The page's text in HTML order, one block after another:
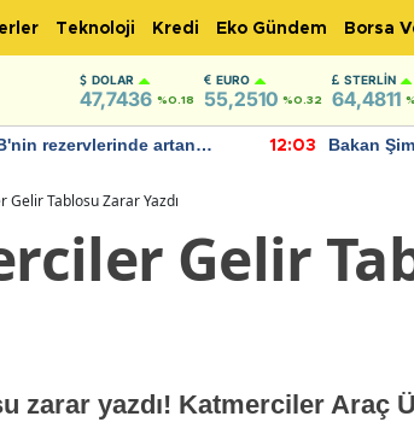
Teknoloji Kredi Eko Gündem Borsa
DOLAR
47,7436 %0.18
EURO
55,2510 %0.32
STERLIN
64,4811
rezervlerinde artan
12:03
Bakan
Gelir Tablosu Zarar Yazdı
Gelir
zarar yazdı! Katmerciler Araç